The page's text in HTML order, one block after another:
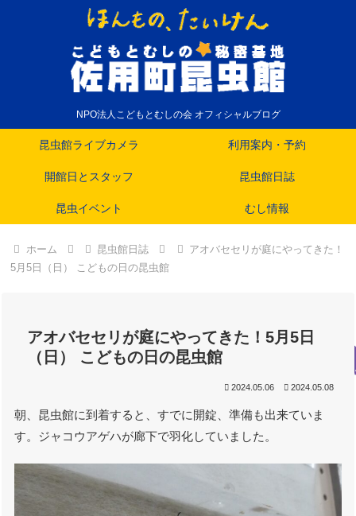
NPO法人こどもとむしの会 オフィシャルブログ
昆虫館ライブカメラ 利用案内・予約
開館日とスタッフ 昆虫館日誌
昆虫イベント むし情報
ホーム 昆虫館日誌
アオバセセリが庭にやってきた！
5月5日（日） こどもの日の昆虫館
アオバセセリが庭にやってきた！5月5日
（日） こどもの日の昆虫館
2024.05.06 2024.05.08
朝、昆虫館に到着すると、すでに開錠、準備も出来ていま
す。ジャコウアゲハが廊下で羽化していました。